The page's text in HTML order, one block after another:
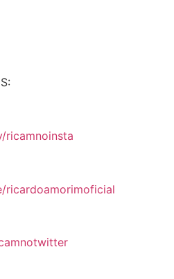
ricamnoinsta
ricardoamorimoficial